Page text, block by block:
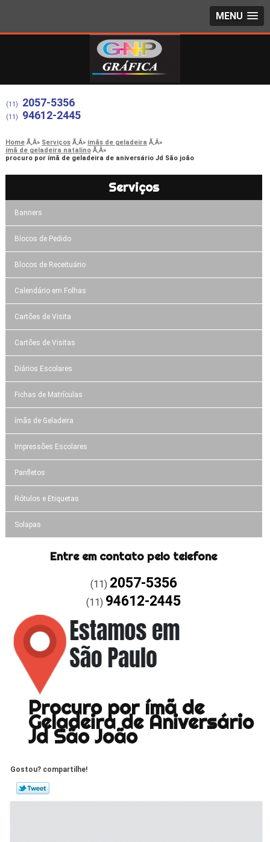
MENU
(11) 2057-5356
(11) 94612-2445
Home Serviços
ímãs de geladeira
ímã de geladeira natalino
procuro por ímã de geladeira de aniversário Jd São joão
Serviços
Banners
Blocos de Pedido
Blocos de Receituário
Calendário em Folhas
Cartões de Visita
Cartões de Visitas
Diários Escolares
Fichas de Matrículas
ímãs de Geladeira
Impressões Escolares
Panfletos
Rótulos e Etiquetas
Solapas
Entre em contato pelo telefone
(11) 2057-5356
(11) 94612-2445
Procuro por ímã de
Geladeira de Aniversário
Jd São João
Gostou? compartilhe!